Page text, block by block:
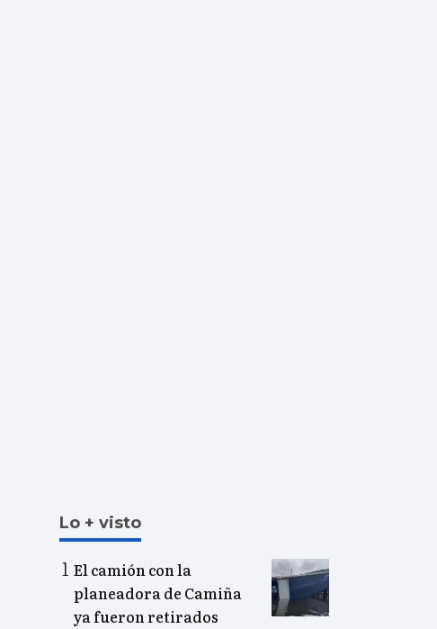
Lo + visto
El camión con la
planeadora de Camiña
ya fueron retirados